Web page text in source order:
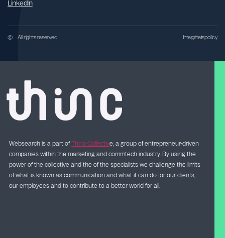
LinkedIn
© All rights reserved Integritetspolicy
Websearch is a part ofThinc Collective, a group of entrepreneur-driven
companies within the marketing and commtech industry. By using the
power of the collective and the of the specialists we challenge the limits
of what is known as communication and what it can do for our clients,
our employees and to contribute to a better world for all.